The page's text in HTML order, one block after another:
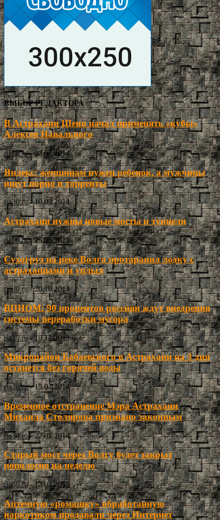
ВЫБОР РЕДАКТОРА
В Астрахани Шеин начал применять «кубы»
Алексея Навального
ria30.ru - 23.07.2014
Яндекс: женщинам нужен ребенок, а мужчины
ищут порно и торренты
ria30.ru - 10.03.2014
Астрахани нужны новые мосты и туннели
ria30.ru - 25.03.2013
Сухогруз на реке Волга протаранил лодку с
астраханцами и уплыл
ria30.ru - 20.10.2014
ВЦИОМ: 90 процентов россиян ждут внедрения
системы переработки мусора
ria30.ru - 10.12.2013
Микрорайон Бабаевского в Астрахани на 3 дня
останется без горячей воды
ria30.ru - 15.04.2014
Временное отстранение Мэра Астрахани
Михаила Столярова признано законным
ria30.ru - 22.01.2014
Старый мост через Волгу будет закрыт
пополосно на неделю
ria30.ru - 12.04.2013
Аптечную «ромашку» обработанную
наркотиком продавали через Интернет